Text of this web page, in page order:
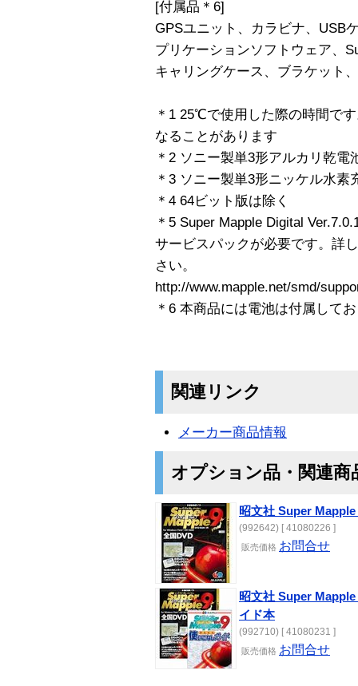
[付属品＊6]
GPSユニット、カラビナ、USB
プリケーションソフトウェア、
キャリングケース、ブラケット
＊1 25℃で使用した際の時間で
なることがあります
＊2 ソニー製単3形アルカリ乾電
＊3 ソニー製単3形ニッケル水素
＊4 64ビット版は除く
＊5 Super Mapple Digital
サービスパックが必要です。詳
さい。
http://www.mapple.net/smd/
＊6 本商品には電池は付属して
関連リンク
メーカー商品情報
オプション品・関連商
昭文社 Super
(992642) [ 41080226 ]
販売価格 お問合せ
昭文社 Super
イド本
(992710) [ 41080231 ]
販売価格 お問合せ